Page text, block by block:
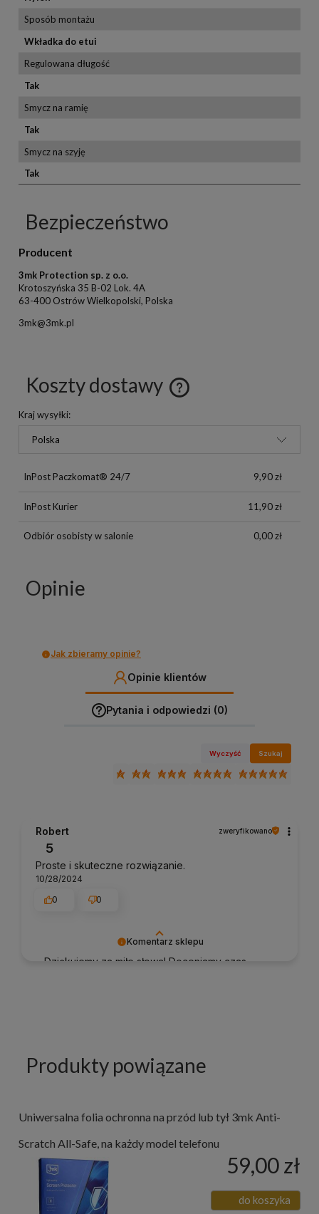
Sposób montażu
Wkładka do etui
Regulowana długość
Tak
Smycz na ramię
Tak
Smycz na szyję
Tak
Bezpieczeństwo
Producent
3mk Protection sp. z o.o.
Krotoszyńska 35 B-02 Lok. 4A
63-400 Ostrów Wielkopolski, Polska
3mk@3mk.pl
Koszty dostawy
Kraj wysyłki:
InPost Paczkomat® 24/7 9,90 zł
InPost Kurier 11,90 zł
Odbiór osobisty w salonie 0,00 zł
Opinie
Jak zbieramy opinie?
Opinie klientów
Pytania i odpowiedzi (0)
Wyczyść Szukaj
Komentarz sklepu
Dziękujemy za miłe słowa! Doceniamy czas
Robert zweryfikowano
5
Proste i skuteczne rozwiązanie.
10/28/2024
0
0
Produkty powiązane
Uniwersalna folia ochronna na przód lub tył 3mk Anti-
Scratch All-Safe, na każdy model telefonu
59,00 zł
do koszyka